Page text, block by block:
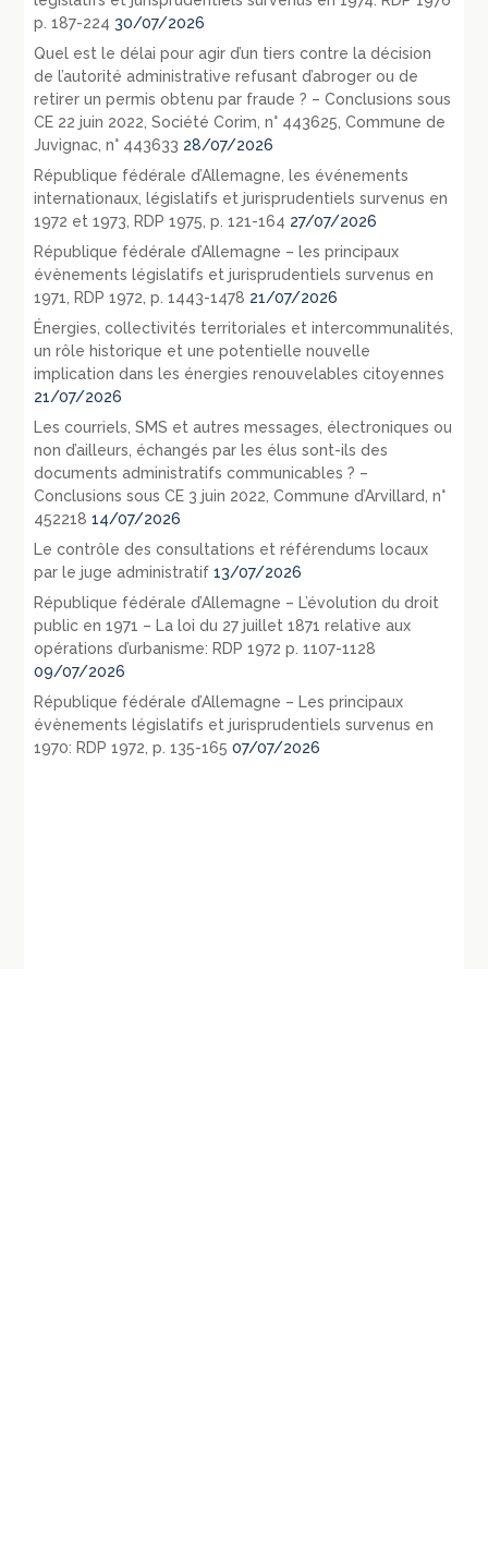
p. 187-224 30/07/2026
Quel est le délai pour agir d’un tiers contre la décision
de l’autorité administrative refusant d’abroger ou de
retirer un permis obtenu par fraude ? – Conclusions sous
CE 22 juin 2022, Société Corim, n° 443625, Commune de
Juvignac, n° 443633 28/07/2026
République fédérale d’Allemagne, les événements
internationaux, législatifs et jurisprudentiels survenus en
1972 et 1973, RDP 1975, p. 121-164 27/07/2026
République fédérale d’Allemagne – les principaux
évènements législatifs et jurisprudentiels survenus en
1971, RDP 1972, p. 1443-1478 21/07/2026
Énergies, collectivités territoriales et intercommunalités,
un rôle historique et une potentielle nouvelle
implication dans les énergies renouvelables citoyennes
21/07/2026
Les courriels, SMS et autres messages, électroniques ou
non d’ailleurs, échangés par les élus sont-ils des
documents administratifs communicables ? –
Conclusions sous CE 3 juin 2022, Commune d’Arvillard, n°
452218 14/07/2026
Le contrôle des consultations et référendums locaux
par le juge administratif 13/07/2026
République fédérale d’Allemagne – L’évolution du droit
public en 1971 – La loi du 27 juillet 1871 relative aux
opérations d’urbanisme: RDP 1972 p. 1107-1128
09/07/2026
République fédérale d’Allemagne – Les principaux
évènements législatifs et jurisprudentiels survenus en
1970: RDP 1972, p. 135-165 07/07/2026